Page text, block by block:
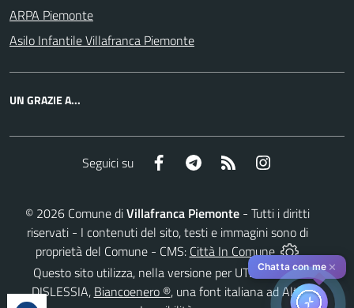
ARPA Piemonte
Asilo Infantile Villafranca Piemonte
UN GRAZIE A...
Seguici su Facebook Telegram RSS
© 2026 Comune diVillafranca Piemonte - Tutti i diritti
riservati - I contenuti del sito, testi e immagini sono di
proprietà del Comune - CMS: Città In Comune
Questo sito utilizza, nella versione per UTENTI CON
DISLESSIA, Biancoenero ®, una font italiana ad Alta
Chatta con me ✕